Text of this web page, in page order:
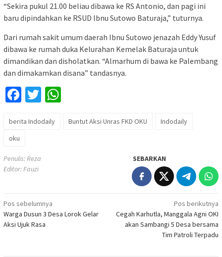
“Sekira pukul 21.00 beliau dibawa ke RS Antonio, dan pagi ini
baru dipindahkan ke RSUD Ibnu Sutowo Baturaja,” tuturnya.
Dari rumah sakit umum daerah Ibnu Sutowo jenazah Eddy Yusuf
dibawa ke rumah duka Kelurahan Kemelak Baturaja untuk
dimandikan dan disholatkan. “Almarhum di bawa ke Palembang
dan dimakamkan disana” tandasnya.
Facebook
Twitter
berita Indodaily Buntut Aksi Unras FKD OKU
Indodaily
oku
Penulis: Reza
Editor: Fauzi
SEBARKAN
Navigasi
pos
Pos sebelumnya
Warga Dusun 3 Desa Lorok Gelar
Aksi Ujuk Rasa
Pos berikutnya
Cegah Karhutla, Manggala Agni OKI
akan Sambangi 5 Desa bersama
Tim Patroli Terpadu